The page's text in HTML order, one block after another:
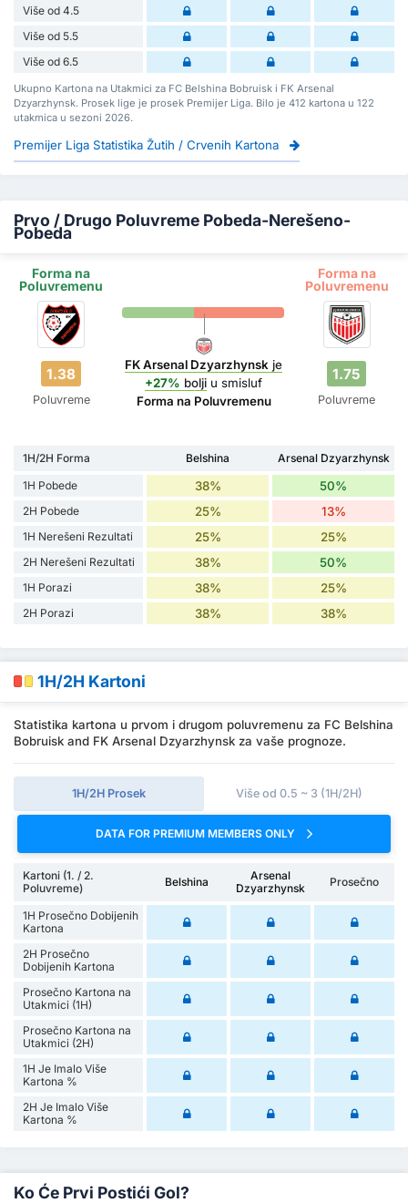
Više od 4.5
Više od 5.5
Više od 6.5
Ukupno Kartona na Utakmici za FC Belshina Bobruisk i FK Arsenal
Dzyarzhynsk. Prosek lige je prosek Premijer Liga. Bilo je 412 kartona u 122
utakmica u sezoni 2026.
Premijer Liga Statistika Žutih / Crvenih Kartona
Prvo / Drugo Poluvreme Pobeda-Nerešeno-
Pobeda
Forma na
Poluvremenu
Forma na
Poluvremenu
1.38
Poluvreme
FK Arsenal Dzyarzhynsk je
+27% bolji u smisluf
Forma na Poluvremenu
1.75
Poluvreme
1H/2H Forma Belshina
Arsenal Dzyarzhynsk
1H Pobede
38% 50%
2H Pobede 25% 13%
1H Nerešeni Rezultati 25% 25%
2H Nerešeni Rezultati 38% 50%
1H Porazi 38% 25%
2H Porazi 38% 38%
1H/2H Kartoni
Statistika kartona u prvom i drugom poluvremenu za FC Belshina
Bobruisk and FK Arsenal Dzyarzhynsk za vaše prognoze.
1H/2H Prosek Više od 0.5 ~ 3 (1H/2H)
DATA FOR PREMIUM MEMBERS ONLY
Kartoni (1. / 2.
Poluvreme)
Belshina
Arsenal
Dzyarzhynsk
Prosečno
1H Prosečno Dobijenih
Kartona
2H Prosečno
Dobijenih Kartona
Prosečno Kartona na
Utakmici (1H)
Prosečno Kartona na
Utakmici (2H)
1H Je Imalo Više
Kartona %
2H Je Imalo Više
Kartona %
Ko Će Prvi Postići Gol?